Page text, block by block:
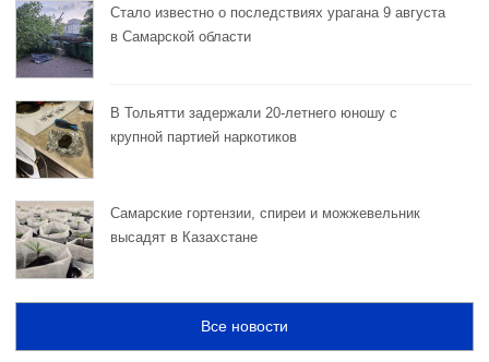
Стало известно о последствиях урагана 9 августа
в Самарской области
В Тольятти задержали 20-летнего юношу с
крупной партией наркотиков
Самарские гортензии, спиреи и можжевельник
высадят в Казахстане
Все новости